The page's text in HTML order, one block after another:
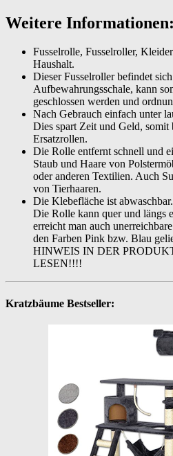
Weitere Informationen:
Fusselrolle, Fusselroller,
Haushalt.
Dieser Fusselroller befindet
Aufbewahrungsschale, kann
geschlossen werden und
Nach Gebrauch einfach unter
Dies spart Zeit und Geld, somit
Ersatzrollen.
Die Rolle entfernt schnell und
Staub und Haare von
oder anderen Textilien. Auch
von Tierhaaren.
Die Klebefläche ist
Die Rolle kann quer und längs
erreicht man auch
den Farben Pink bzw. Blau
HINWEIS IN DER
LESEN!!!!
Kratzbäume Bestseller: